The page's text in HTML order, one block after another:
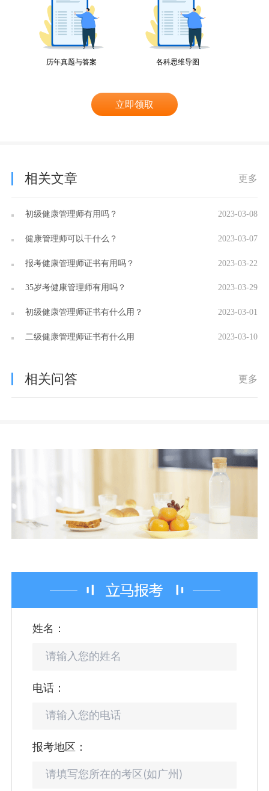
历年真题与答案 各科思维导图
立即领取
相关文章 更多
初级健康管理师有用吗？ 2023-03-08
健康管理师可以干什么？ 2023-03-07
报考健康管理师证书有用吗？ 2023-03-22
35岁考健康管理师有用吗？ 2023-03-29
初级健康管理师证书有什么用？ 2023-03-01
二级健康管理师证书有什么用 2023-03-10
相关问答 更多
姓名：
电话：
报考地区：